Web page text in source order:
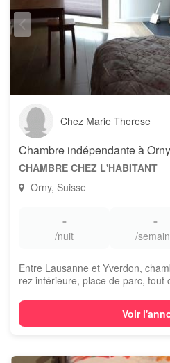
Chez Marie Therese
Chambre indépendante à Orny
CHAMBRE CHEZ L'HABITANT
Orny, Suisse
-
/nuit
-
/
Entre Lausanne et Yverdon,
rez inférieure, place de parc, tout
Voir